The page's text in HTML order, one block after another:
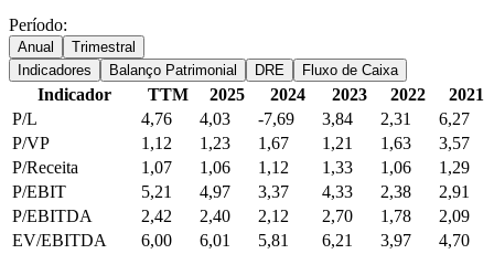
Período:
Anual
Trimestral
Indicadores
Balanço Patrimonial DRE Fluxo de Caixa
Indicador TTM 2025 2024 2023 2022
2021
P/L
4,76 4,03 -7,69 3,84 2,31
6,27
P/VP
1,12 1,23 1,67 1,21 1,63
3,57
P/Receita
1,07 1,06 1,12 1,33 1,06
1,29
P/EBIT
5,21 4,97 3,37 4,33 2,38
2,91
P/EBITDA
2,42 2,40 2,12 2,70 1,78
2,09
EV/EBITDA
6,00 6,01 5,81 6,21 3,97
4,70